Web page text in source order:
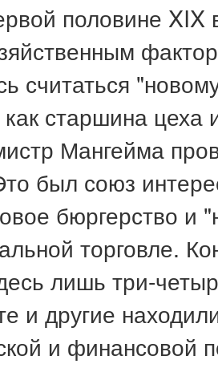
половине XIX
считаться
старшина цеха
Мангейма
был союз
бюргерство и
торговле.
лишь три-
и другие
и финансовой